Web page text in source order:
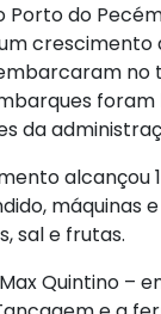
do
crescimento
da
alcançou
máquinas
sal e frutas.
Quintino –